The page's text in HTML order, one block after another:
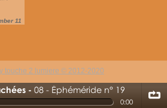
11
08 - Éphéméride n° 19
0:00
08 - Éphéméride n° 19
touche 2 lumiere © 2012-2020